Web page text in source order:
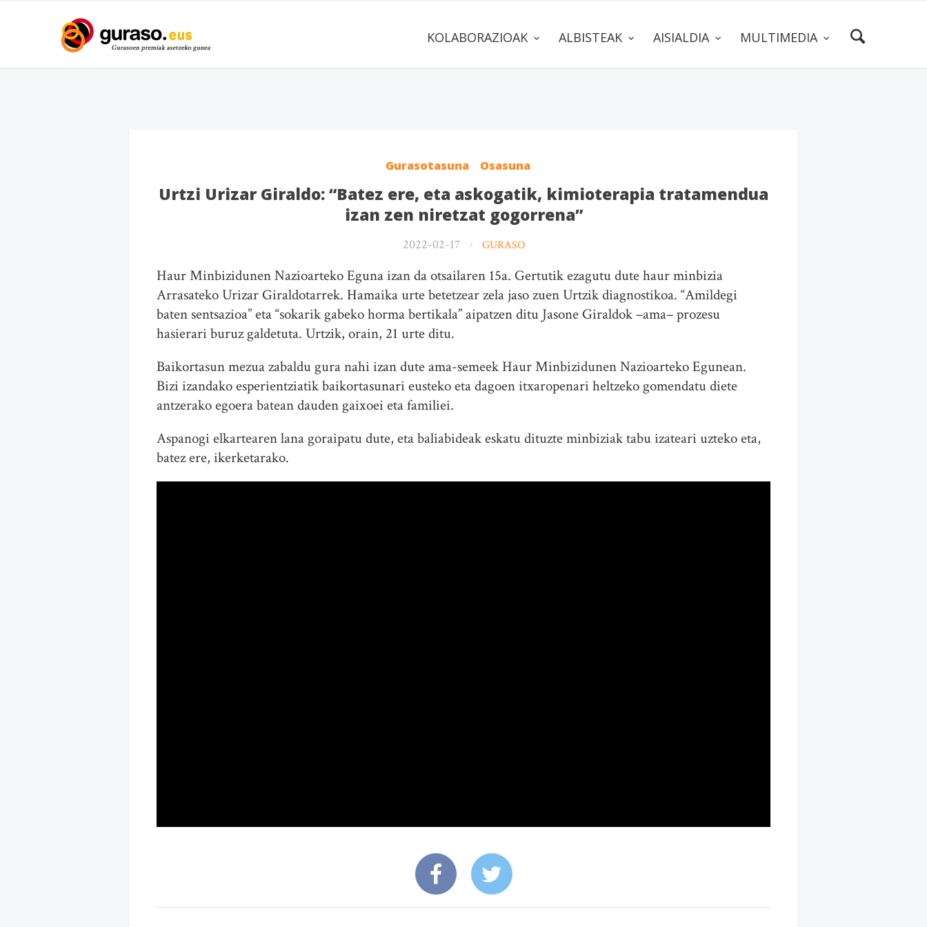
KOLABORAZIOAK ALBISTEAK AISIALDIA MULTIMEDIA
Gurasotasuna Osasuna
Urtzi Urizar Giraldo: “Batez ere, eta askogatik, kimioterapia tratamendua
izan zen niretzat gogorrena”
2022-02-17 GURASO
Haur Minbizidunen Nazioarteko Eguna izan da otsailaren 15a. Gertutik ezagutu dute haur minbizia
Arrasateko Urizar Giraldotarrek. Hamaika urte betetzear zela jaso zuen Urtzik diagnostikoa. “Amildegi
baten sentsazioa” eta “sokarik gabeko horma bertikala” aipatzen ditu Jasone Giraldok –ama– prozesu
hasierari buruz galdetuta. Urtzik, orain, 21 urte ditu.
Baikortasun mezua zabaldu gura nahi izan dute ama-semeek Haur Minbizidunen Nazioarteko Egunean.
Bizi izandako esperientziatik baikortasunari eusteko eta dagoen itxaropenari heltzeko gomendatu diete
antzerako egoera batean dauden gaixoei eta familiei.
Aspanogi elkartearen lana goraipatu dute, eta baliabideak eskatu dituzte minbiziak tabu izateari uzteko eta,
batez ere, ikerketarako.